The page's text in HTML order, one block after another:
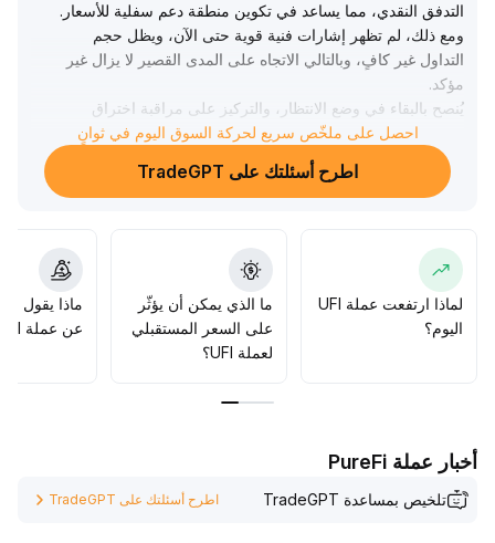
التدفق النقدي، مما يساعد في تكوين منطقة دعم سفلية للأسعار .
ومع ذلك، لم تظهر إشارات فنية قوية حتى الآن، ويظل حجم
التداول غير كافٍ، وبالتالي الاتجاه على المدى القصير لا يزال غير
مؤكد.
يُنصح بالبقاء في وضع الانتظار، والتركيز على مراقبة اختراق
متزامن في الشموع وحجم التداول.
إذا تم اختراق منطقة المقاومة الرئيسية (بالاستناد إلى أعلى نقطة
خلال الشهر)، يمكن زيادة المراكز بشكل معتدل، وإلا يجب الحذر
احصل على ملخّص سريع لحركة السوق اليوم في ثوانٍ
اطرح أسئلتك على TradeGPT
لماذا ارتفعت عملة UFI
اليوم؟
ما الذي يمكن أن يؤثّر
على السعر المستقبلي
لعملة UFI؟
ماذا يقول
عن عملة UFI؟
أخبار عملة PureFi
تلخيص بمساعدة TradeGPT اطرح أسئلتك على TradeGPT